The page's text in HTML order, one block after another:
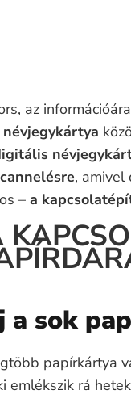
az
, amivel
– a
a sok
papírkártya
emlékszik rá